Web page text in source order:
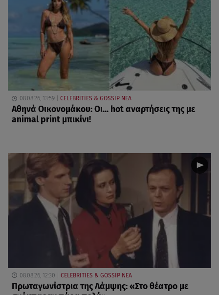
08.08.26, 13:59 CELEBRITIES & GOSSIP ΝΕΑ
Αθηνά Οικονομάκου: Οι... hot αναρτήσεις της με
animal print μπικίνι!
08.08.26, 12:30 CELEBRITIES & GOSSIP ΝΕΑ
Πρωταγωνίστρια της Λάμψης: «Στο θέατρο με